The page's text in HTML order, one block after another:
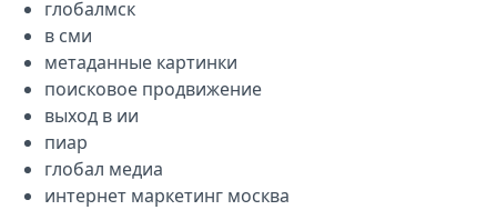
глобалмск
в сми
метаданные картинки
поисковое продвижение
выход в ии
пиар
глобал медиа
интернет маркетинг москва